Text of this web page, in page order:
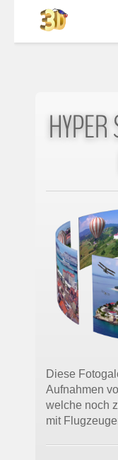
HYPER
Diese
Aufnahmen
welche noch
mit